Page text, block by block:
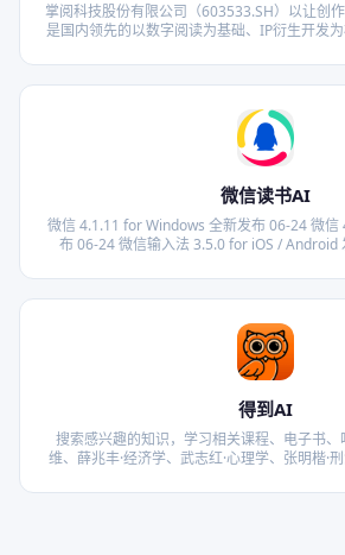
掌阅科技股份有限公司（603533.SH）以让创作
是国内领先的以数字阅读为基础、IP衍生开发
效、追求极致的掌阅范为行为准则，为全球用
优质文化产品和服务。公司产品矩阵涵盖掌阅
阅读平台，速看短剧等短剧平台，并通过海外
平台iDrama积极推动中华文化
微信读书AI
微信 4.1.11 for Windows 全新发布 06-24 微
布 06-24 微信输入法 3.5.0 for iOS / Android
版 …
得到AI
搜索感兴趣的知识，学习相关课程、电子书、
维、薛兆丰·经济学、武志红·心理学、张明楷·